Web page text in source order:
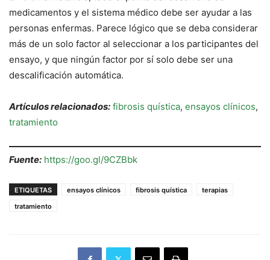
medicamentos y el sistema médico debe ser ayudar a las
personas enfermas. Parece lógico que se deba considerar
más de un solo factor al seleccionar a los participantes del
ensayo, y que ningún factor por sí solo debe ser una
descalificación automática.
Artículos relacionados: fibrosis quística, ensayos clínicos,
tratamiento
Fuente: https://goo.gl/9CZBbk
ETIQUETAS ensayos clínicos fibrosis quística
terapias
tratamiento